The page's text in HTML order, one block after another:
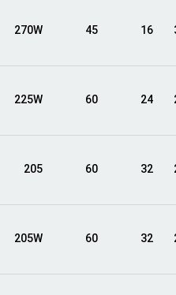
16
45
270W
24
60
225W
32
60
205
32
60
205W